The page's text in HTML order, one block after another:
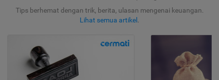
Tips berhemat dengan trik, berita, ulasan mengenai keuangan.
Lihat semua artikel .